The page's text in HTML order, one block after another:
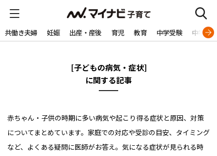
共働き夫婦 妊娠 出産・産後 育児 教育 中学受験 中学生
[子どもの病気・症状]
に関する記事
赤ちゃん・子供の時期に多い病気や起こり得る症状と原因、対策
についてまとめています。家庭での対応や受診の目安、タイミング
など、よくある疑問に医師がお答え。気になる症状が見られる時